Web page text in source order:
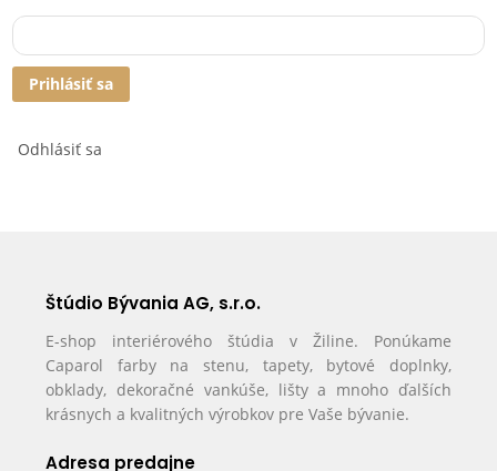
Prihlásiť sa
Odhlásiť sa
Štúdio Bývania AG, s.r.o.
E-shop interiérového štúdia v Žiline. Ponúkame
Caparol farby na stenu, tapety, bytové doplnky,
obklady, dekoračné vankúše, lišty a mnoho ďalších
krásnych a kvalitných výrobkov pre Vaše bývanie.
Adresa predajne